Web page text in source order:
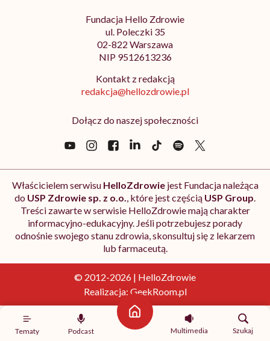
Tematy Podcast
Strona główna
Multimedia
Szukaj
Fundacja Hello Zdrowie
ul. Poleczki 35
02-822 Warszawa
NIP 9512613236
Kontakt z redakcją
redakcja@hellozdrowie.pl
Dołącz do naszej społeczności
Właścicielem serwisu HelloZdrowiejest Fundacja należąca
do USP Zdrowie sp. z o.o., które jest częścią USP Group.
Treści zawarte w serwisie HelloZdrowie mają charakter
informacyjno-edukacyjny. Jeśli potrzebujesz porady
odnośnie swojego stanu zdrowia, skonsultuj się z lekarzem
lub farmaceutą.
© 2012-2026 | HelloZdrowie
Realizacja: GeekRoom.pl